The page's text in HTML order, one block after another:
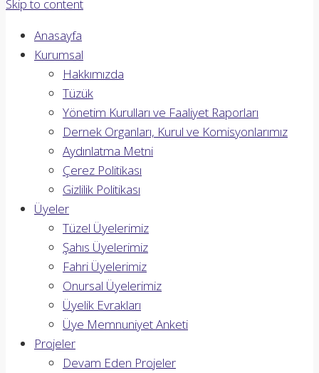
Skip to content
Anasayfa
Kurumsal
Hakkımızda
Tüzük
Yönetim Kurulları ve Faaliyet Raporları
Dernek Organları, Kurul ve Komisyonlarımız
Aydınlatma Metni
Çerez Politikası
Gizlilik Politikası
Üyeler
Tüzel Üyelerimiz
Şahıs Üyelerimiz
Fahri Üyelerimiz
Onursal Üyelerimiz
Üyelik Evrakları
Üye Memnuniyet Anketi
Projeler
Devam Eden Projeler